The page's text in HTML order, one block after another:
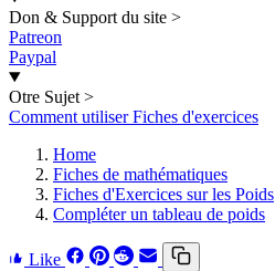
Don & Support du site >
Patreon
Paypal
Otre Sujet >
Comment utiliser Fiches d'exercices
Home
Fiches de mathématiques
Fiches d'Exercices sur les Poids
Compléter un tableau de poids
Like